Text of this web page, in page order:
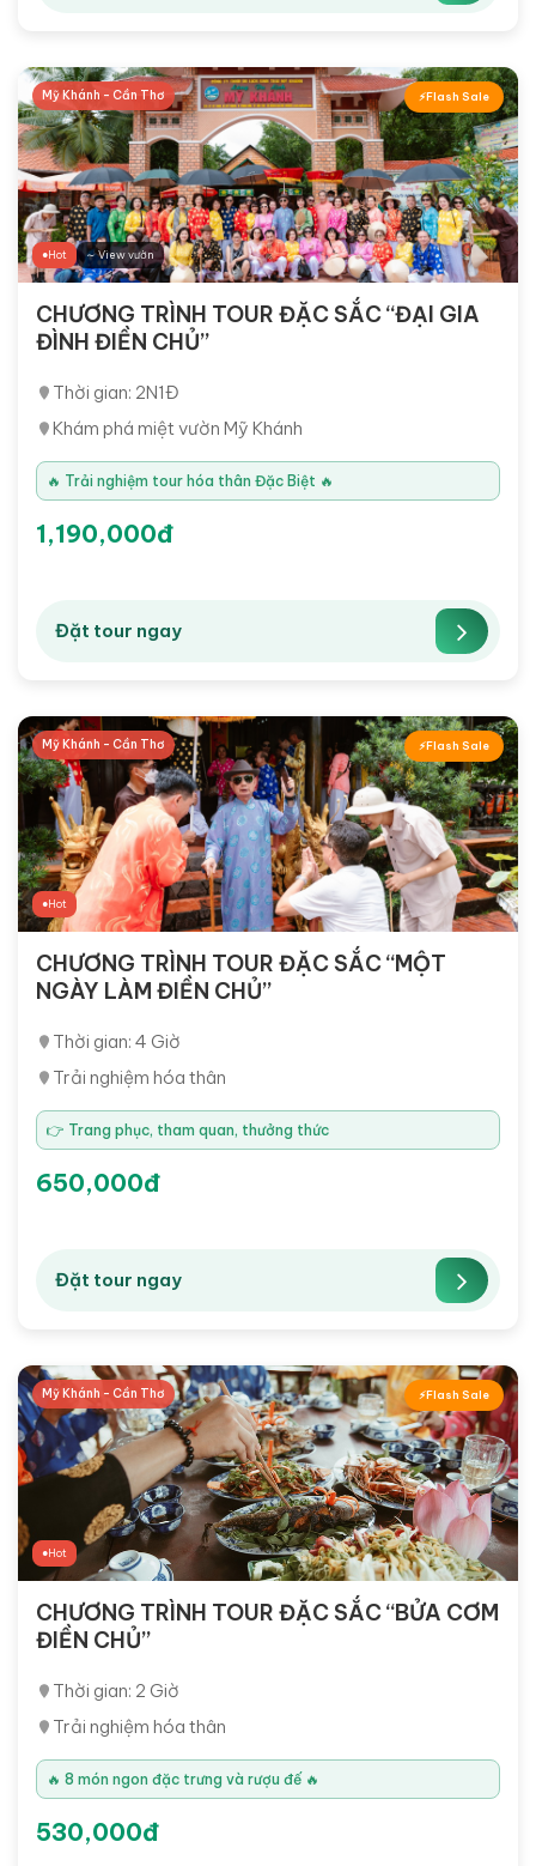
Flash Sale
Mỹ Khánh - Cần Thơ
Hot ∼ View vườn
CHƯƠNG TRÌNH TOUR ĐẶC SẮC “ĐẠI GIA
ĐÌNH ĐIỀN CHỦ”
Thời gian: 2N1Đ
Khám phá miệt vườn Mỹ Khánh
🔥 Trải nghiệm tour hóa thân Đặc Biệt 🔥
1,190,000đ
Đặt tour ngay
Flash Sale
Mỹ Khánh - Cần Thơ
Hot
CHƯƠNG TRÌNH TOUR ĐẶC SẮC “MỘT
NGÀY LÀM ĐIỀN CHỦ”
Thời gian: 4 Giờ
Trải nghiệm hóa thân
👉 Trang phục, tham quan, thưởng thức
650,000đ
Đặt tour ngay
Flash Sale
Mỹ Khánh - Cần Thơ
Hot
CHƯƠNG TRÌNH TOUR ĐẶC SẮC “BỬA CƠM
ĐIỀN CHỦ”
Thời gian: 2 Giờ
Trải nghiệm hóa thân
🔥 8 món ngon đặc trưng và rượu đế 🔥
530,000đ